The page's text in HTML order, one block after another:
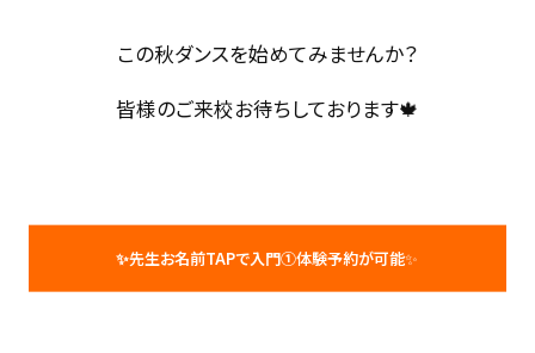
この秋ダンスを始めてみませんか？
皆様のご来校お待ちしております🍁
✨先生お名前TAPで入門①体験予約が可能✨